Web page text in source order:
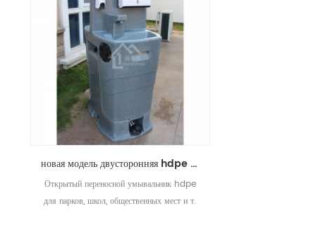
новая модель двусторонняя hdpe пластик роскошный общественный умывальник для ванной комнаты
Открытый переносной умывальник hdpe
для парков, школ, общественных мест и т.